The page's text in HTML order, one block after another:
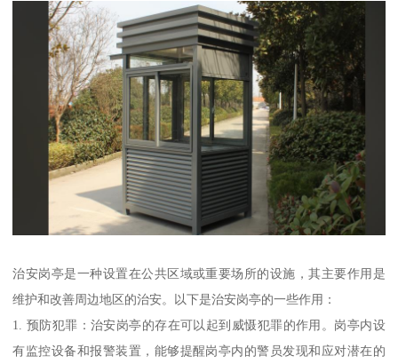
治安岗亭是一种设置在公共区域或重要场所的设施，其主要作用是
维护和改善周边地区的治安。以下是治安岗亭的一些作用：
1. 预防犯罪：治安岗亭的存在可以起到威慑犯罪的作用。岗亭内设
有监控设备和报警装置，能够提醒岗亭内的警员发现和应对潜在的